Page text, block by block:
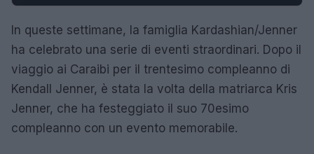
In queste settimane, la famiglia Kardashian/Jenner
ha celebrato una serie di eventi straordinari. Dopo il
viaggio ai Caraibi per il trentesimo compleanno di
Kendall Jenner, è stata la volta della matriarca Kris
Jenner, che ha festeggiato il suo 70esimo
compleanno con un evento memorabile.